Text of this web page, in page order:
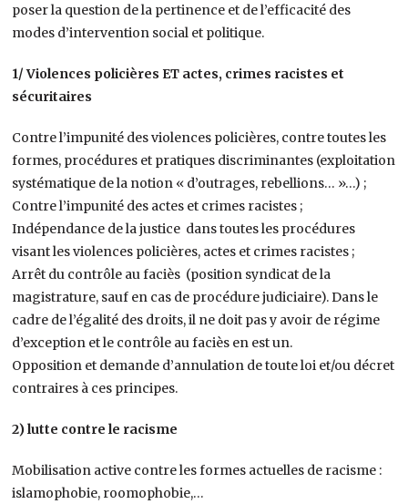
poser la question de la pertinence et de l’efficacité des
modes d’intervention social et politique.
1/ Violences policières ET actes, crimes racistes et
sécuritaires
Contre l’impunité des violences policières, contre toutes les
formes, procédures et pratiques discriminantes (exploitation
systématique de la notion « d’outrages, rebellions… »…) ;
Contre l’impunité des actes et crimes racistes ;
Indépendance de la justice dans toutes les procédures
visant les violences policières, actes et crimes racistes ;
Arrêt du contrôle au faciès (position syndicat de la
magistrature, sauf en cas de procédure judiciaire). Dans le
cadre de l’égalité des droits, il ne doit pas y avoir de régime
d’exception et le contrôle au faciès en est un.
Opposition et demande d’annulation de toute loi et/ou décret
contraires à ces principes.
2) lutte contre le racisme
Mobilisation active contre les formes actuelles de racisme :
islamophobie, roomophobie,…